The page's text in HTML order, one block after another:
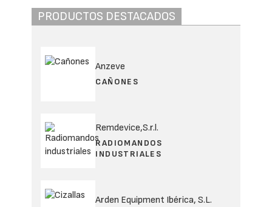
PRODUCTOS DESTACADOS
Anzeve
CAÑONES
Remdevice,S.r.l.
RADIOMANDOS
INDUSTRIALES
Arden Equipment Ibérica, S.L.